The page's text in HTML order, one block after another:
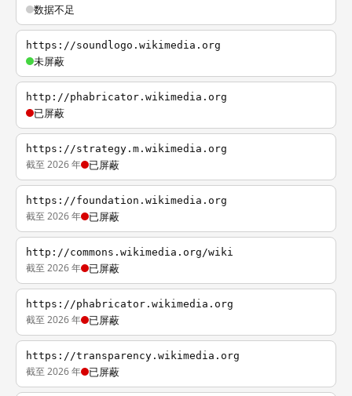
数据不足
https://soundlogo.wikimedia.org
未屏蔽
http://phabricator.wikimedia.org
已屏蔽
https://strategy.m.wikimedia.org
截至 2026 年 已屏蔽
https://foundation.wikimedia.org
截至 2026 年 已屏蔽
http://commons.wikimedia.org/wiki
截至 2026 年 已屏蔽
https://phabricator.wikimedia.org
截至 2026 年 已屏蔽
https://transparency.wikimedia.org
截至 2026 年 已屏蔽